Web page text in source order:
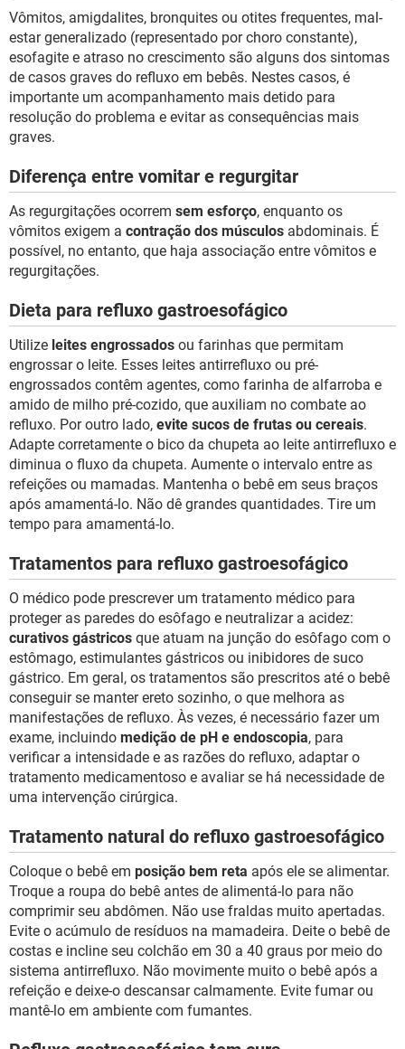
Vômitos, amigdalites, bronquites ou otites frequentes, mal-
estar generalizado (representado por choro constante),
esofagite e atraso no crescimento são alguns dos sintomas
de casos graves do refluxo em bebês. Nestes casos, é
importante um acompanhamento mais detido para
resolução do problema e evitar as consequências mais
graves.
Diferença entre vomitar e regurgitar
As regurgitações ocorrem sem esforço, enquanto os
vômitos exigem a contração dos músculos abdominais. É
possível, no entanto, que haja associação entre vômitos e
regurgitações.
Dieta para refluxo gastroesofágico
Utilize leites engrossados ou farinhas que permitam
engrossar o leite. Esses leites antirrefluxo ou pré-
engrossados contêm agentes, como farinha de alfarroba e
amido de milho pré-cozido, que auxiliam no combate ao
refluxo. Por outro lado, evite sucos de frutas ou cereais.
Adapte corretamente o bico da chupeta ao leite antirrefluxo e
diminua o fluxo da chupeta. Aumente o intervalo entre as
refeições ou mamadas. Mantenha o bebê em seus braços
após amamentá-lo. Não dê grandes quantidades. Tire um
tempo para amamentá-lo.
Tratamentos para refluxo gastroesofágico
O médico pode prescrever um tratamento médico para
proteger as paredes do esôfago e neutralizar a acidez:
curativos gástricos que atuam na junção do esôfago com o
estômago, estimulantes gástricos ou inibidores de suco
gástrico. Em geral, os tratamentos são prescritos até o bebê
conseguir se manter ereto sozinho, o que melhora as
manifestações de refluxo. Às vezes, é necessário fazer um
exame, incluindo medição de pH e endoscopia, para
verificar a intensidade e as razões do refluxo, adaptar o
tratamento medicamentoso e avaliar se há necessidade de
uma intervenção cirúrgica.
Tratamento natural do refluxo gastroesofágico
Coloque o bebê em posição bem reta após ele se alimentar.
Troque a roupa do bebê antes de alimentá-lo para não
comprimir seu abdômen. Não use fraldas muito apertadas.
Evite o acúmulo de resíduos na mamadeira. Deite o bebê de
costas e incline seu colchão em 30 a 40 graus por meio do
sistema antirrefluxo. Não movimente muito o bebê após a
refeição e deixe-o descansar calmamente. Evite fumar ou
mantê-lo em ambiente com fumantes.